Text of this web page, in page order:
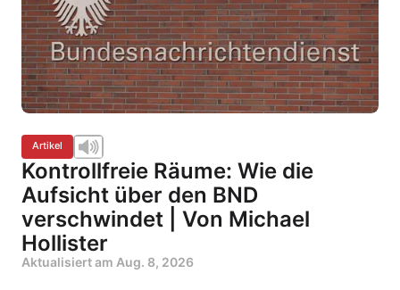
Artikel
Kontrollfreie Räume: Wie die
Aufsicht über den BND
verschwindet | Von Michael
Hollister
Aktualisiert am Aug. 8, 2026